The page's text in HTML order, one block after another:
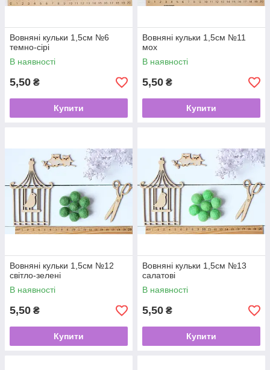
Вовняні кульки 1,5см №6
темно-сірі
В наявності
5,50 ₴
Купити
Вовняні кульки 1,5см №11
мох
В наявності
5,50 ₴
Купити
Вовняні кульки 1,5см №12
світло-зелені
В наявності
5,50 ₴
Купити
Вовняні кульки 1,5см №13
салатові
В наявності
5,50 ₴
Купити